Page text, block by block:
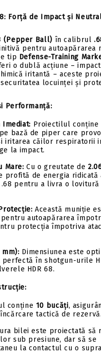
Forță de Impact și
(Pepper Ball) în calibrul
pentru autoapărarea
tip Defense-Training
o dublă acțiune –
iritantă – aceste
locuinței și
Performanță:
Imediat: Proiectilul conține
bază de piper care
iritarea căilor respiratorii
la impact.
Mare: Cu o greutate de
profită de energia ridicată
pentru a livra o lovitură
Această muniție
autoapărarea
protecția împotriva
mm): Dimensiunea este
în shotgun-urile
HDR 68.
conține 10 bucăți,
tactică de rezervă.
bilei este proiectată să
sub presiune, dar să se
la contactul cu o